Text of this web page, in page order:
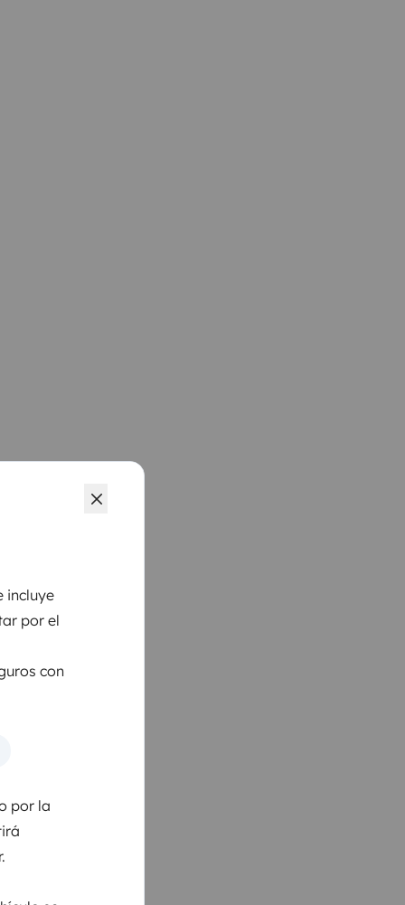
incluye
por el
con
por la